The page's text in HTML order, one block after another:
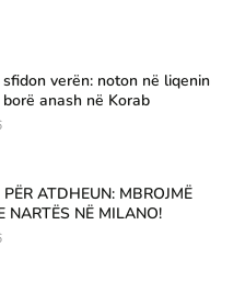
verën: noton në liqenin
anash në Korab
ATDHEUN: MBROJMË
NARTËS NË MILANO!